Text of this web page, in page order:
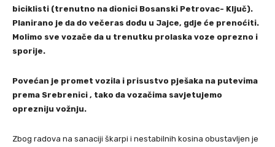
biciklisti (trenutno na dionici Bosanski Petrovac- Ključ).
Planirano je da do večeras dođu u Jajce, gdje će prenoćiti.
Molimo sve vozače da u trenutku prolaska voze oprezno i
sporije.
Povećan je promet vozila i prisustvo pješaka na putevima
prema Srebrenici , tako da vozačima savjetujemo
oprezniju vožnju.
Zbog radova na sanaciji škarpi i nestabilnih kosina obustavljen je